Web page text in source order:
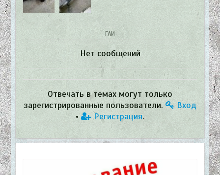
ГАИ
Нет сообщений
Отвечать в темах могут только
зарегистрированные пользователи.
Вход
•
Регистрация.